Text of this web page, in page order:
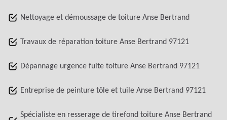
Nettoyage et démoussage de toiture Anse Bertrand
Travaux de réparation toiture Anse Bertrand 97121
Dépannage urgence fuite toiture Anse Bertrand 97121
Entreprise de peinture tôle et tuile Anse Bertrand 97121
Spécialiste en resserage de tirefond toiture Anse Bertrand